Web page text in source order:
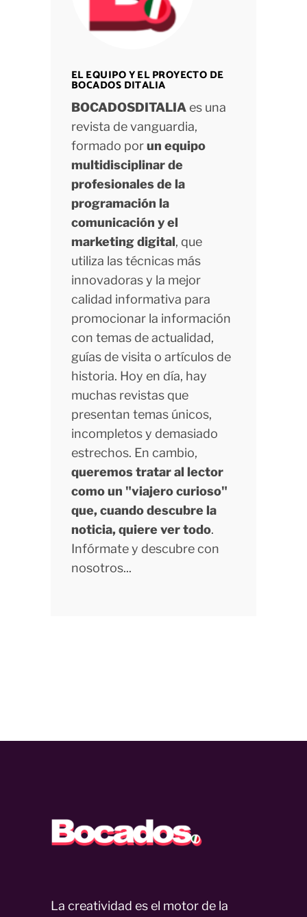
EL EQUIPO Y EL PROYECTO DE
BOCADOS DITALIA
BOCADOSDITALIAes una
revista de vanguardia,
formado porun equipo
multidisciplinar de
profesionales de la
programación la
comunicación y el
marketing digital, que
utiliza las técnicas más
innovadoras y la mejor
calidad informativa para
promocionar la información
con temas de actualidad,
guías de visita o artículos de
historia. Hoy en día, hay
muchas revistas que
presentan temas únicos,
incompletos y demasiado
estrechos. En cambio,
queremos tratar al lector
como un "viajero curioso"
que, cuando descubre la
noticia, quiere ver todo.
Infórmate y descubre con
nosotros...
La creatividad es el motor de la